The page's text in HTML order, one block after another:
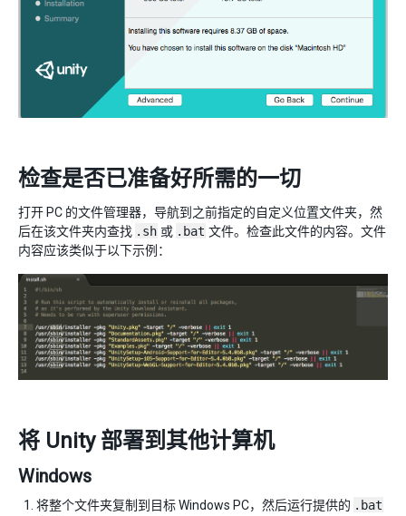
检查是否已准备好所需的一切
打开 PC 的文件管理器，导航到之前指定的自定义位置文件夹，然
后在该文件夹内查找 .sh 或 .bat 文件。检查此文件的内容。文件
内容应该类似于以下示例：
将 Unity 部署到其他计算机
Windows
将整个文件夹复制到目标 Windows PC，然后运行提供的 .bat